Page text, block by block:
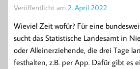
Veröffentlicht am 2. April 2022
Wieviel Zeit wofür? Für eine
sucht das Statistische Landesamt in
oder Alleinerziehende, die drei Tage
festhalten, z.B. per App. Dafür gibt es